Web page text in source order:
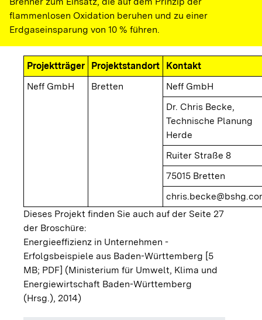
flammenlosen Oxidation beruhen und zu einer
Erdgaseinsparung von 10 % führen.
Projektträger Projektstandort
Kontakt
Neff GmbH
Bretten
Neff GmbH
Dr. Chris Becke,
Technische Planung
Herde
Ruiter Straße 8
75015 Bretten
Dieses Projekt finden Sie auch auf der Seite 27
der Broschüre:
Energieeffizienz in Unternehmen -
Erfolgsbeispiele aus Baden-Württemberg [5
MB; PDF] (Ministerium für Umwelt, Klima und
Energiewirtschaft Baden-Württemberg
(Hrsg.), 2014)